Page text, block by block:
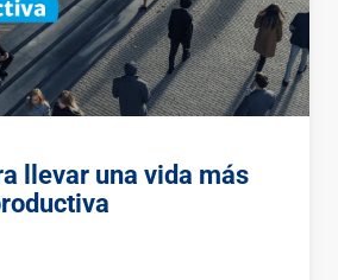
llevar una vida más